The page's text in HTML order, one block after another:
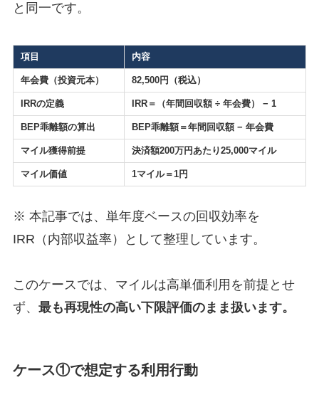
と同一です。
項目 内容
年会費（投資元本） 82,500円（税込）
IRRの定義 IRR＝（年間回収額 ÷ 年会費） − 1
BEP乖離額の算出 BEP乖離額＝年間回収額 − 年会費
マイル獲得前提 決済額200万円あたり25,000マイル
マイル価値 1マイル＝1円
※ 本記事では、単年度ベースの回収効率を
IRR（内部収益率）として整理しています。
このケースでは、マイルは高単価利用を前提とせ
ず、 最も再現性の高い下限評価のまま扱います。
ケース①で想定する利用行動